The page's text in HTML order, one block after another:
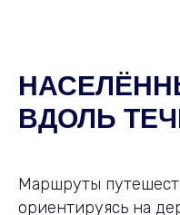
ВДОЛЬ
Маршруты
ориентируясь на